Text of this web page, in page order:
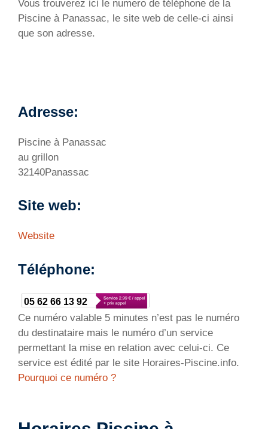
Vous trouverez ici le numero de téléphone de la
Piscine à Panassac, le site web de celle-ci ainsi
que son adresse.
Adresse:
Piscine à Panassac
au grillon
32140Panassac
Site web:
Website
Téléphone:
05 62 66 13 92
Ce numéro valable 5 minutes n’est pas le numéro
du destinataire mais le numéro d’un service
permettant la mise en relation avec celui-ci. Ce
service est édité par le site Horaires-Piscine.info.
Pourquoi ce numéro ?